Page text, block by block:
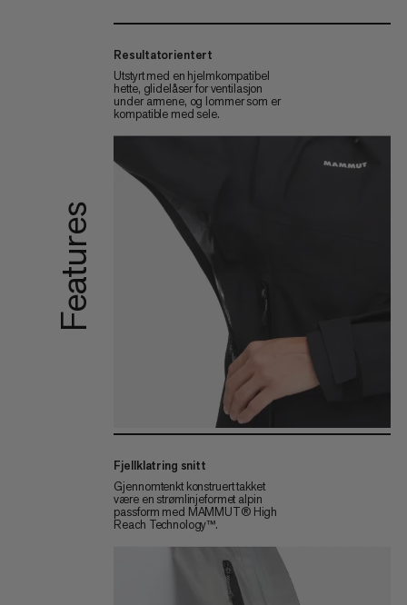
Features
Resultatorientert
Utstyrt med en hjelmkompatibel
hette, glidelåser for ventilasjon
under armene, og lommer som er
kompatible med sele.
Fjellklatring snitt
Gjennomtenkt konstruert takket
være en strømlinjeformet alpin
passform med MAMMUT® High
Reach Technology™.